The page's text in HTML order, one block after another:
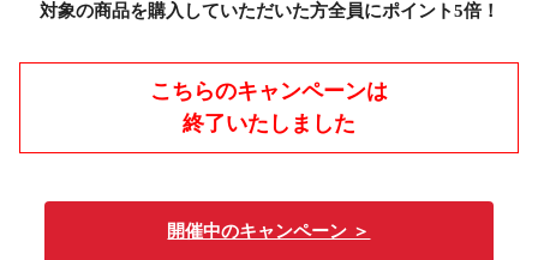
対象の商品を購入していただいた方全員にポイント5倍！
こちらのキャンペーンは
終了いたしました
開催中のキャンペーン ＞